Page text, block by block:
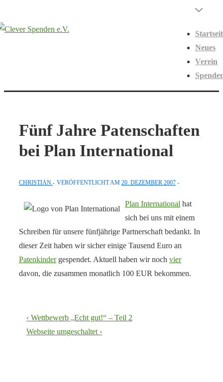
Zum
Menü
Neues
Verein
Fünf Jahre Patenschaften
bei Plan International
CHRISTIAN VERÖFFENTLICHT AM 20. DEZEMBER 2007
Plan International hat
sich bei uns mit einem
Schreiben für unsere fünfjährige Partnerschaft bedankt. In
dieser Zeit haben wir sicher einige Tausend Euro an
Patenkindergespendet. Aktuell haben wir noch vier
davon, die zusammen monatlich 100 EUR bekommen.
Beitragsnavigation
Vorheriger
Beitrag
‹ Wettbewerb „Echt gut!“ – Teil 2
Nächster
Webseite umgeschaltet ›